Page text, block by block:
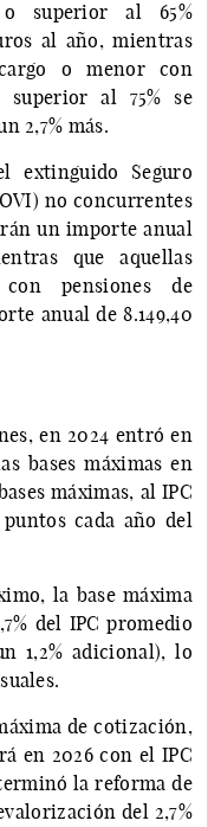
o superior al 65%
al año, mientras
o menor con
superior al 75% se
2,7% más.
extinguido Seguro
no concurrentes
un importe anual
que aquellas
con pensiones de
anual de 8.149,40
en 2024 entró en
bases máximas en
máximas, al IPC
cada año del
la base máxima
del IPC promedio
1,2% adicional), lo
de cotización,
en 2026 con el IPC
la reforma de
del 2,7%